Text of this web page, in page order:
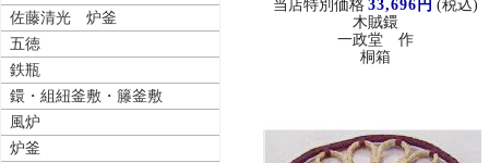
佐藤清光 炉釜
五徳
鉄瓶
鐶・組紐釜敷・籐釜敷
風炉
炉釜
当店特別価格 33,696円 (税込)
木賊鐶
一政堂 作
桐箱